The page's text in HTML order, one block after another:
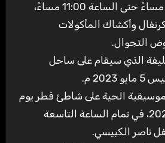
من الساعة 4:30 مساءً حتى الساعة 11:00 مساءً،
وأكشاك المأكولات
التجوال.
الذي سيقام على ساحل
م
.
الحية على شاطئ قطر يوم
الأربعاء 4 مايو 2023، في تمام الساعة التاسعة
ناصر الكبيسي.